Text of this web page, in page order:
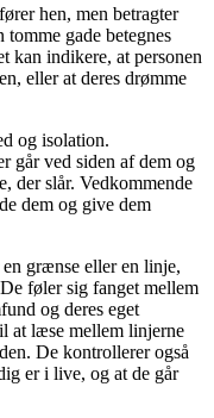
hen, men betragter
gade betegnes
kan indikere, at personen
eller at deres drømme
og isolation.
går ved siden af dem og
der slår. Vedkommende
dem og give dem
grænse eller en linje,
føler sig fanget mellem
og deres eget
at læse mellem linjerne
De kontrollerer også
er i live, og at de går